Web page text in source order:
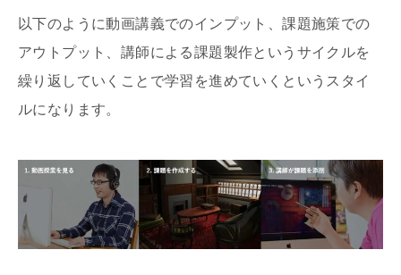
以下のように動画講義でのインプット、課題施策での
アウトプット、講師による課題製作というサイクルを
繰り返していくことで学習を進めていくというスタイ
ルになります。